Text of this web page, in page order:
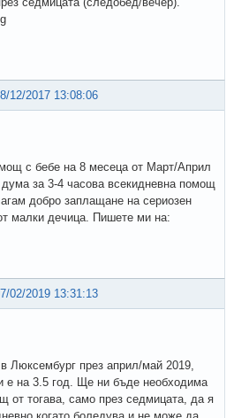
12/2017 13:08:06
с бебе на 8 месеца от Март/Април
за 3-4 часова всекидневна помощ
добро заплащане на сериозен
малки дечица. Пишете ми на:
02/2019 13:31:13
Люксембург през април/май 2019,
е на 3.5 год. Ще ни бъде необходима
от тогава, само през седмицата, да я